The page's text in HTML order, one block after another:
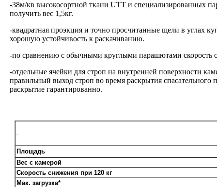
-38м/кв высокосортной ткани UTT и специализированных
получить вес 1,5кг.
-квадратная проэкция и точно просчитанные щели в углах
хорошую устойчивость к раскачиванию.
-по сравнению с обычными круглыми парашютами скорость
-отдельные ячейки для строп на внутренней поверхности
правильный выход строп во время раскрытия спасательного
раскрытие гарантированно.
Площадь
Вес с камерой
Скорость снижения при 120 кг
Мак. загрузка*